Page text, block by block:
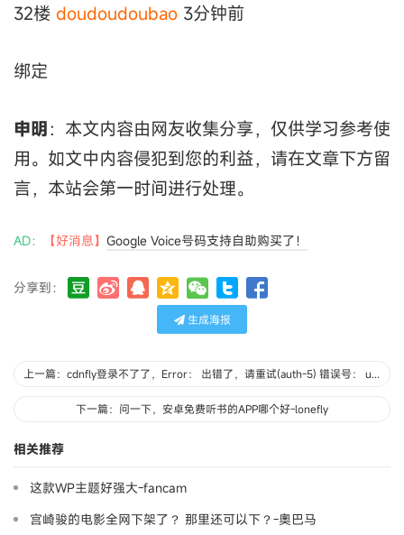
32楼 doudoudoubao 3分钟前
绑定
申明 ：本文内容由网友收集分享，仅供学习参考使
用。如文中内容侵犯到您的利益，请在文章下方留
言，本站会第一时间进行处理。
AD： 【好消息】 Google Voice号码支持自助购买了！
分享到：
生成海报
上一篇：cdnfly登录不了了，Error： 出错了，请重试(auth-5) 错误号： user_login-15-jacob
下一篇：问一下，安卓免费听书的APP哪个好-lonefly
相关推荐
这款WP主题好强大-fancam
宫崎骏的电影全网下架了？ 那里还可以下？-奧巴马